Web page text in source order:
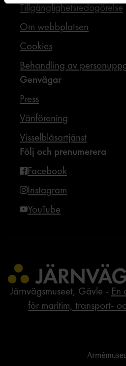
Tillgänglighetsredogörelse
Om webbplatsen
Cookies
Behandling av
Genvägar
Press
Vänförening
Visselblåsartjänst
Följ och prenumerera
Facebook
Instagram
YouTube
Järnvägsmuseet, Gävle - En
för maritim, transport-